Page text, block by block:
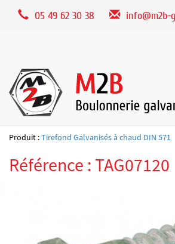
05 49 62 30 38 info@m2b-
Produit :Tirefond Galvanisés à chaud DIN 571
Référence : TAG07120